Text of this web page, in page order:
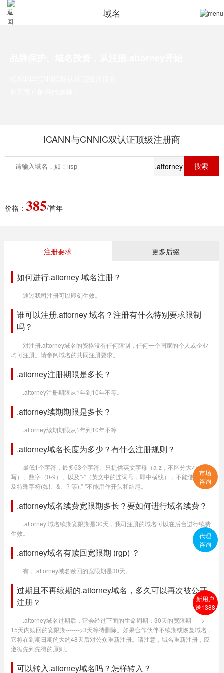
域名
ICANN与CNNIC双认证顶级注册商
.attorney
价格： 385/首年
注册要求 更多后缀
如何进行.attorney 域名注册？
通过我司注册可以即刻生效。
谁可以注册.attorney 域名？注册有什么特别要求限制
吗？
对注册.attorney域名的资格没有任何限制，任何一个国家的个人或企业
均可注册。请参阅域名的共同注册要求。
.attorney注册期限是多长？
.attorney注册期限从1年到10年不等。
.attorney续期期限是多长？
.attorney续期期限从1年到10年不等
.attorney域名长度为多少？有什么注册规则？
最低1个字符，最多63个字符。只提供英文字母（a-z，不区分大小
写）、数字（0-9）、以及"-"（英文中的连词号，即中横线），不能使用空格
及特殊字符(如!、&、? 等),"-"不能用作开头和结尾。
.attorney域名续费宽限期多长？要如何进行域名续费？
.attorney 域名续期宽限期是30天，我司注册的域名可以在后台进行续费
生效。
.attorney域名有赎回宽限期 (rgp) ？
有，.attorney域名赎回的宽限期是30天。
过期且不再续期的.attorney域名，多久可以再次被公开
注册？
.attorney域名过期后，它会经过下面的生命周期：30天的宽限期----->
15天内赎回的宽限期------->3天等待删除。如果合作伙伴不续期或恢复域名，
它将在到期日期的大约48天后对公众重新注册。请注意，域名重新注册，应
遵循先到先得的原则。
可以转入.attorney域名吗？怎样转入？
市场
咨询
代理
咨询
新用户
送1388